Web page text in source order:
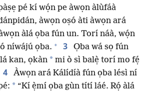
pé kí wọ́n pe àwọn àlùfáà
àwọn oṣó àti àwọn ará
àlá ọba fún un. Torí náà, wọ́n
níwájú ọba. + 3
Ọba wá sọ fún
kan, ọkàn * mi ò sì balẹ̀ torí mo fẹ́
4
Àwọn ará Kálídíà fún ọba lésì ní
* “Kí ẹ̀mí ọba gùn títí láé. Rọ́ àlá